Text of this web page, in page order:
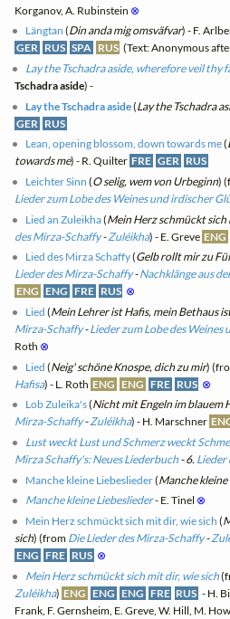
Korganov, A. Rubinstein ⊗
Längtan (Din anda mig omsväfvar) - F.
GER RUS SPA RUS (Text: Anonymous
Lay the Tschadra aside, wherefore veil thy
Tschadra aside) -
Lay the Tschadra aside(Lay the Tschadra
GER RUS
Lean, opening blossom, down towards me(
towards me) - R. Quilter FRE GER RUS
Leichter Sinn (O selig, wem von Urbeginn)
Lieder zum Lobe des Weines und irdischer
Lied an Zuleikha(Mein Herz schmückt sich
des Mirza-Schaffy-Zuléikha) - E. Greve ENG
Lied des Mirza Schaffy(Gelb rollt mir zu
Lieder des Mirza-Schaffy-Nachklänge aus
ENG ENG FRE RUS ⊗
Lied (Mein Lehrer ist Hafis, mein Bethaus
Mirza-Schaffy-Lieder zum Lobe des
Roth ⊗
Lied (Neig' schöne Knospe, dich zu mir)
Hafisa) - L. Roth ENG ENG FRE RUS ⊗
Lob Zuleika's(Nicht mit Engeln im blauem
Mirza-Schaffy-Zuléikha) - H. Marschner
Lust weckt Lust und Schmerz weckt
Mirza Schaffy's: Neues Liederbuch - 6. Lieder
Manche kleine Liebeslieder(Manche
Manche kleine Liebeslieder- E. Tinel ⊗
Mein Herz schmückt sich mit dir, wie sich (
sich) (from Die Lieder des Mirza-Schaffy-
ENG FRE RUS ⊗
Mein Herz schmückt sich mit dir, wie sich
Zuléikha) ENG ENG ENG FRE RUS - H.
Frank, F. Gernsheim, E. Greve, W. Hill, M.